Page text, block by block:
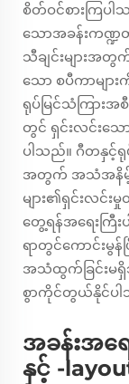
စိတ်ဝင်စားကြပ
သောအခန်းကဏ္ဍ
သီချင်းများအ
သော စပီကာမျာ
ရုပ်မြင်သံကြားအ
တွင် ရှင်းလင်းသ
ပါသည်။ ဂီတနှင့်
အတွက် အသံအနိမ့်မ
များ၏ရှင်းလင်း
တွေ့ရန်အရေးကြီ
ရာတွင်ကောင်းမွန်
အသံထွက်ခြင်းမရှိဘဲ
စွာကိုင်တွယ်နိုင်ပ
အခန်းအရ
နှင့် -